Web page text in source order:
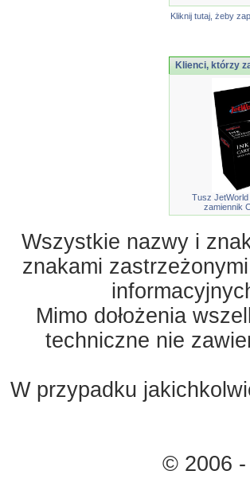
Kliknij tutaj, żeby
Klienci, którzy
Tusz JetWorld
zamiennik
Wszystkie nazwy i
znakami
Mimo dołożenia
techniczne nie
W przypadku
© 2006